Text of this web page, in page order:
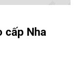
cấp Nha